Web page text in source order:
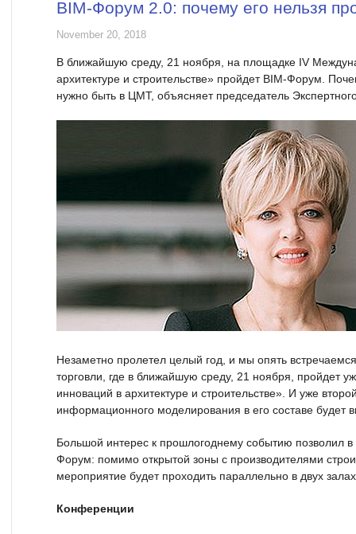
BIM-Форум 2.0: почему его нельзя
November 20, 2018
В ближайшую среду, 21 ноября, на площадке IV
архитектуре и строительстве» пройдет BIM-Форум.
нужно быть в ЦМТ, объясняет председатель
Незаметно пролетел целый год, и мы опять
торговли, где в ближайшую среду, 21 ноября, пройдет
инноваций в архитектуре и строительстве». И уже
информационного моделирования в его составе
Большой интерес к прошлогоднему событию позволил в
Форум: помимо открытой зоны с производителями
мероприятие будет проходить параллельно в двух
Конференции